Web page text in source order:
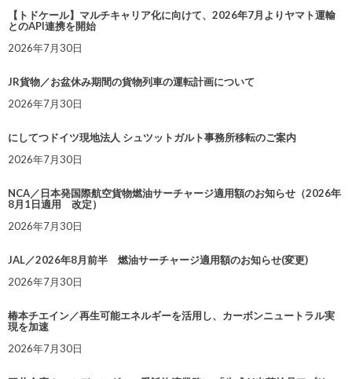
【トドケール】マルチキャリア化に向けて、2026年7月よりヤマト運輸
とのAPI連携を開始
2026年7月30日
JR貨物／お盆休み期間の貨物列車の運転計画について
2026年7月30日
にしてつドイツ現地法人 シュツットガルト事務所移転のご案内
2026年7月30日
NCA／日本発国際航空貨物燃油サーチャージ適用額のお知らせ（2026年
8月1日適用 改定）
2026年7月30日
JAL／2026年8月前半 燃油サーチャージ適用額のお知らせ(変更)
2026年7月30日
椿本チエイン／再生可能エネルギーを活用し、カーボンニュートラル実
現を加速
2026年7月30日